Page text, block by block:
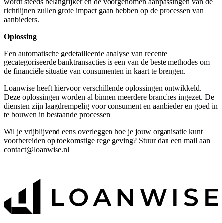
richtlijnen zullen grote impact gaan hebben op de processen van
aanbieders.
Oplossing
Een automatische gedetailleerde analyse van recente
gecategoriseerde banktransacties is een van de beste methodes om
de financiële situatie van consumenten in kaart te brengen.
Loanwise heeft hiervoor verschillende oplossingen ontwikkeld.
Deze oplossingen worden al binnen meerdere branches ingezet. De
diensten zijn laagdrempelig voor consument en aanbieder en goed in
te bouwen in bestaande processen.
Wil je vrijblijvend eens overleggen hoe je jouw organisatie kunt
voorbereiden op toekomstige regelgeving? Stuur dan een mail aan
contact@loanwise.nl